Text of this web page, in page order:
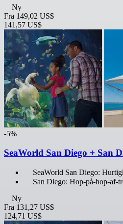
Ny
Fra 149,02 US$
141,57 US$
-5%
SeaWorld San Diego + San
SeaWorld San Diego:
San Diego: Hop-på-hop-af-
Ny
Fra 131,27 US$
124,71 US$